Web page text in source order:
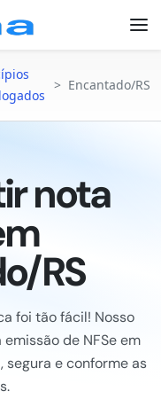
> Encantado/RS
nota
RS
foi tão fácil! Nosso
de NFSe em
segura e conforme as